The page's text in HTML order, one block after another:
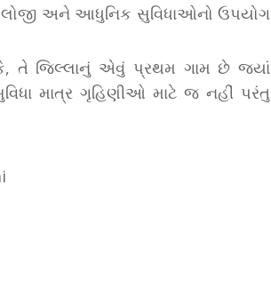
અને આધુનિક સુવિધાઓનો ઉપયોગ
તે જિલ્લાનું એવું પ્રથમ ગામ છે જ્યાં
માત્ર ગૃહિણીઓ માટે જ નહીં પરંતુ